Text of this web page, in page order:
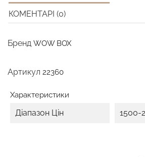
КОМЕНТАРІ (0)
Бренд WOW BOX
Артикул 22360
Характеристики
Діапазон Цін 1500-